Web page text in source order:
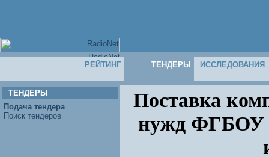
РЕЙТИНГ ТЕНДЕРЫ ИССЛЕДОВАНИЯ
ТЕНДЕРЫ
Подача тендера
Поиск тендеров
Поставка
нужд ФГБОУ